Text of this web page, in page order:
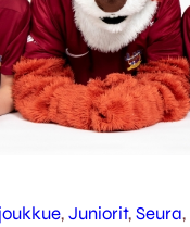
, Juniorit, Seura,